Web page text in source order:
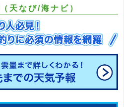
天なび/海ナビ）